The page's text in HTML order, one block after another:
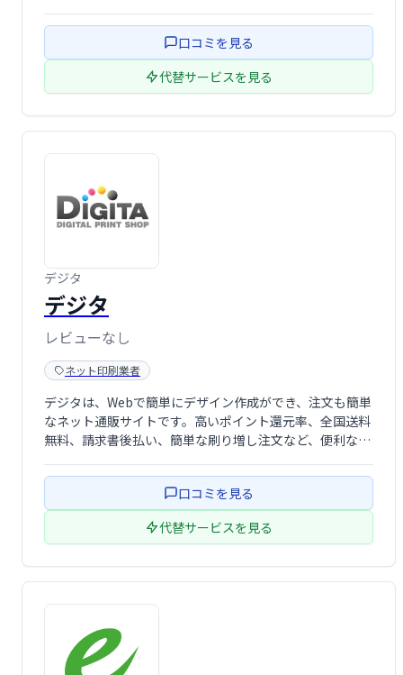
刷物作成でお困りの際は、ぜひクイックプリンターをご利
用ください。大阪の小笠原印刷株式会社が運 …
口コミを見る
代替サービスを見る
デジタ
デジタ
レビューなし
ネット印刷業者
デジタは、Webで簡単にデザイン作成ができ、注文も簡単
なネット通販サイトです。高いポイント還元率、全国送料
無料、請求書後払い、簡単な刷り増し注文など、便利なサ
ます。
口コミを見る
代替サービスを見る